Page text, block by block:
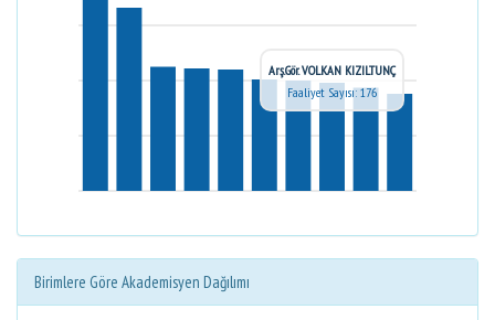
Arş.Gör. VOLKAN KIZILTUNÇ
Faaliyet Sayısı: 176
Birimlere Göre Akademisyen Dağılımı